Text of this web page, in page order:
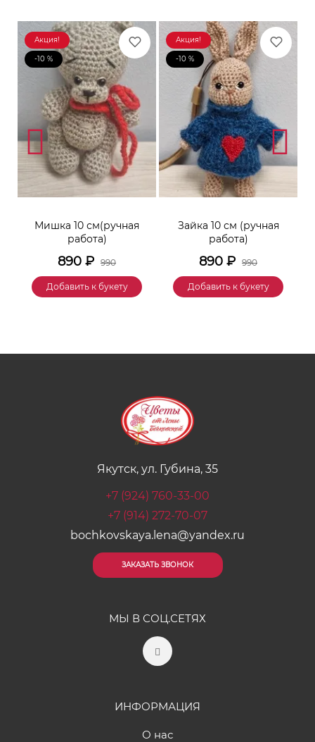
Акция!
-10 %
Мишка 10 см(ручная
работа)
890 ₽ 990
Добавить к букету
Акция!
-10 %
Зайка 10 см (ручная
работа)
890 ₽ 990
Добавить к букету
Якутск, ул. Губина, 35
+7 (924) 760-33-00
+7 (914) 272-70-07
bochkovskaya.lena@yandex.ru
ЗАКАЗАТЬ ЗВОНОК
МЫ В СОЦ.СЕТЯХ
ИНФОРМАЦИЯ
О нас